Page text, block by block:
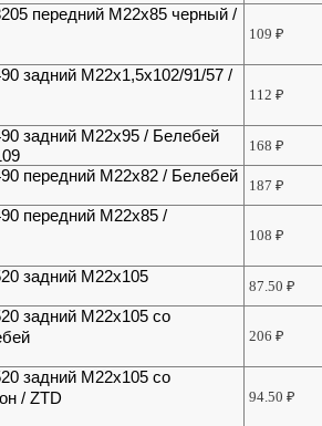
передний М22х85 черный /
109₽
задний М22х1,5х102/91/57 /
112₽
задний М22х95 / Белебей
168₽
передний М22х82 / Белебей
187₽
передний М22х85 /
108₽
задний М22х105
87.50₽
задний М22х105 со
206₽
задний М22х105 со
/ ZTD
94.50₽